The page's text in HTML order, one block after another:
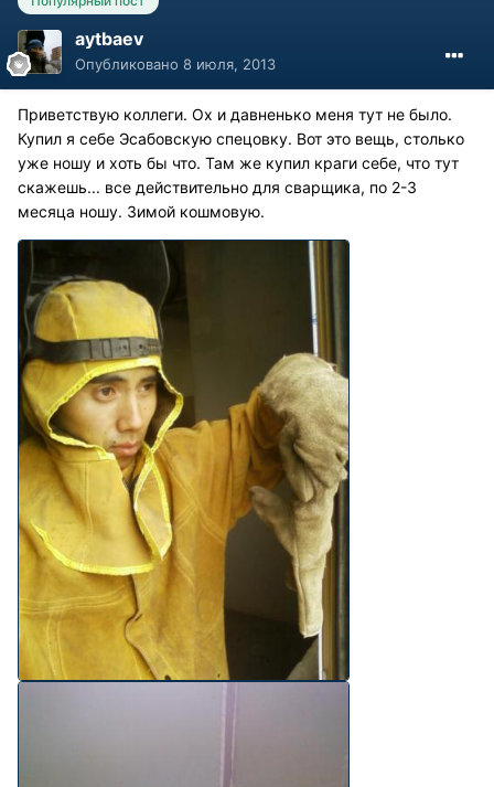
aytbaev
Опубликовано 8 июля, 2013
Приветствую коллеги. Ох и давненько меня тут не было.
Купил я себе Эсабовскую спецовку. Вот это вещь, столько
уже ношу и хоть бы что. Там же купил краги себе, что тут
скажешь... все действительно для сварщика, по 2-3
месяца ношу. Зимой кошмовую.